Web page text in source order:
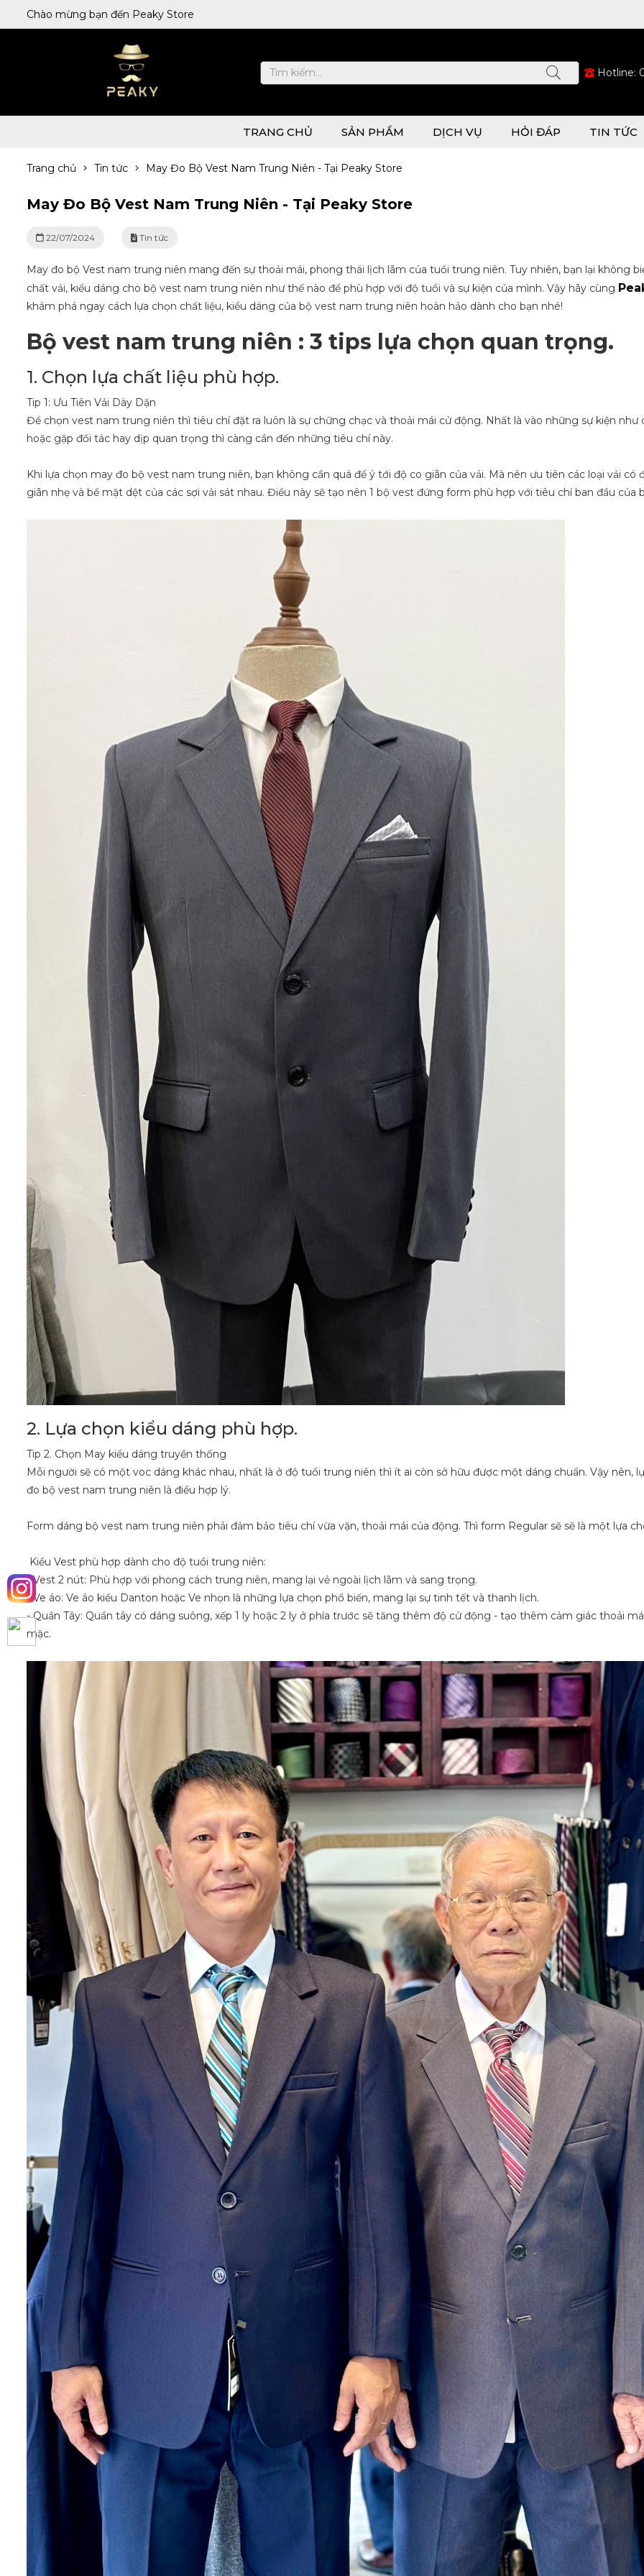
Chào mừng bạn đến Peaky Store
Hotline:
TRANG CHỦ SẢN PHẨM DỊCH VỤ HỎI ĐÁP TIN TỨC
Trang chủ Tin tức May Đo Bộ Vest Nam Trung Niên - Tại Peaky Store
May Đo Bộ Vest Nam Trung Niên - Tại Peaky Store
22/07/2024 Tin tức
May đo bộ Vest nam trung niên mang đến sự thoải mái, phong thái lịch lãm của tuổi trung niên. Tuy nhiên, bạn lại không
chất vải, kiểu dáng cho bộ vest nam trung niên như thế nào để phù hợp với độ tuổi và sự kiện của mình. Vậy hãy cùng
khám phá ngay cách lựa chọn chất liệu, kiểu dáng của bộ vest nam trung niên hoàn hảo dành cho bạn nhé!
Bộ vest nam trung niên : 3 tips lựa chọn quan trọng.
1. Chọn lựa chất liệu phù hợp.
Tip 1: Ưu Tiên Vải Dày Dặn
Để chọn vest nam trung niên thì tiêu chí đặt ra luôn là sự chững chạc và thoải mái cử động. Nhất là vào những sự kiện như
hoặc gặp đối tác hay dịp quan trọng thì càng cần đến những tiêu chí này.
Khi lựa chọn may đo bộ vest nam trung niên, bạn không cần quá để ý tới độ co giãn của vải. Mà nên ưu tiên các loại vải có
giãn nhẹ và bề mặt dệt của các sợi vải sát nhau. Điều này sẽ tạo nên 1 bộ vest đứng form phù hợp với tiêu chí ban đầu của
2. Lựa chọn kiểu dáng phù hợp.
Tip 2. Chọn May kiểu dáng truyền thống
Mỗi người sẽ có một voc dáng khác nhau, nhất là ở độ tuổi trung niên thì ít ai còn sở hữu được một dáng chuẩn. Vậy nên,
đo bộ vest nam trung niên là điều hợp lý.
Form dáng bộ vest nam trung niên phải đảm bảo tiêu chí vừa vặn, thoải mái của động. Thì form Regular sẽ sẽ là một lựa
Kiểu Vest phù hợp dành cho độ tuổi trung niên:
- Vest 2 nút: Phù hợp với phong cách trung niên, mang lại vẻ ngoài lịch lãm và sang trọng.
- Ve áo: Ve áo kiểu Danton hoặc Ve nhọn là những lựa chọn phổ biến, mang lại sự tinh tết và thanh lịch.
- Quần Tây: Quần tây có dáng suông, xếp 1 ly hoặc 2 ly ở phía trước sẽ tăng thêm độ cử động - tạo thêm cảm giác thoải
mặc.